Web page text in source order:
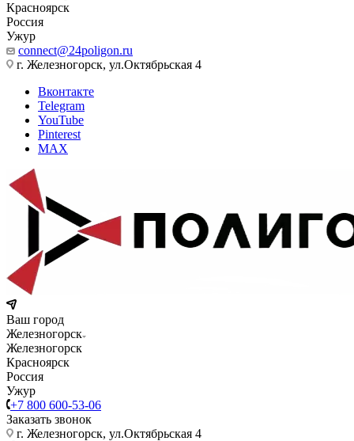
Красноярск
Россия
Ужур
connect@24poligon.ru
г. Железногорск, ул.Октябрьская 4
Вконтакте
Telegram
YouTube
Pinterest
MAX
Ваш город
Железногорск
Железногорск
Красноярск
Россия
Ужур
+7 800 600-53-06
Заказать звонок
г. Железногорск, ул.Октябрьская 4